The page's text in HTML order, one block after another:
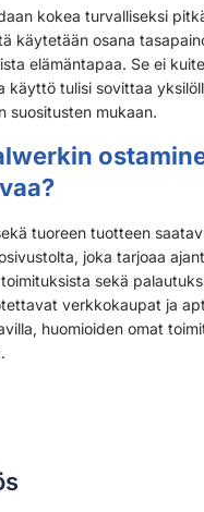
kokea turvalliseksi
käytetään osana
elämäntapaa. Se ei
käyttö tulisi sovittaa
suositusten mukaan.
tuoreen tuotteen
joka tarjoaa
sekä
verkkokaupat ja
huomioiden omat